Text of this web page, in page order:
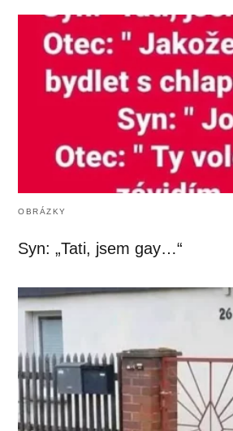
OBRÁZKY
Syn: „Tati, jsem gay…“